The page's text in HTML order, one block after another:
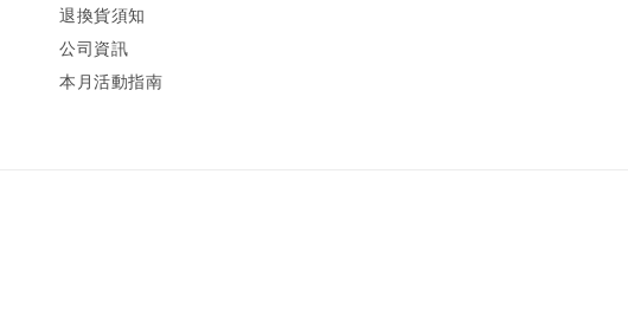
退換貨須知
公司資訊
本月活動指南